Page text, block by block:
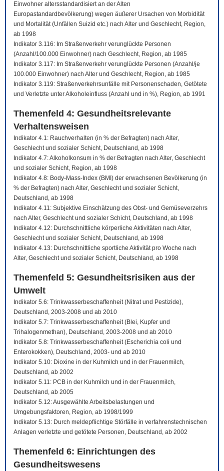
Einwohner altersstandardisiert an der Alten
Europastandardbevölkerung) wegen äußerer Ursachen von Morbidität
und Mortalität (Unfällen Suizid etc.) nach Alter und Geschlecht, Region,
ab 1998
Indikator 3.116: Im Straßenverkehr verunglückte Personen
(Anzahl/100.000 Einwohner) nach Geschlecht, Region, ab 1985
Indikator 3.117: Im Straßenverkehr verunglückte Personen (Anzahl/je
100.000 Einwohner) nach Alter und Geschlecht, Region, ab 1985
Indikator 3.119: Straßenverkehrsunfälle mit Personenschaden, Getötete
und Verletzte unter Alkoholeinfluss (Anzahl und in %), Region, ab 1991
Themenfeld 4: Gesundheitsrelevante
Verhaltensweisen
Indikator 4.1: Rauchverhalten (in % der Befragten) nach Alter,
Geschlecht und sozialer Schicht, Deutschland, ab 1998
Indikator 4.7: Alkoholkonsum in % der Befragten nach Alter, Geschlecht
und sozialer Schicht, Region, ab 1998
Indikator 4.8: Body-Mass-Index (BMI) der erwachsenen Bevölkerung (in
% der Befragten) nach Alter, Geschlecht und sozialer Schicht,
Deutschland, ab 1998
Indikator 4.11: Subjektive Einschätzung des Obst- und Gemüseverzehrs
nach Alter, Geschlecht und sozialer Schicht, Deutschland, ab 1998
Indikator 4.12: Durchschnittliche körperliche Aktivitäten nach Alter,
Geschlecht und sozialer Schicht, Deutschland, ab 1998
Indikator 4.13: Durchschnittliche sportliche Aktivität pro Woche nach
Alter, Geschlecht und sozialer Schicht, Deutschland, ab 1998
Themenfeld 5: Gesundheitsrisiken aus der
Umwelt
Indikator 5.6: Trinkwasserbeschaffenheit (Nitrat und Pestizide),
Deutschland, 2003-2008 und ab 2010
Indikator 5.7: Trinkwasserbeschaffenheit (Blei, Kupfer und
Trihalogenmethan), Deutschland, 2003-2008 und ab 2010
Indikator 5.8: Trinkwasserbeschaffenheit (Escherichia coli und
Enterokokken), Deutschland, 2003- und ab 2010
Indikator 5.10: Dioxine in der Kuhmilch und in der Frauenmilch,
Deutschland, ab 2002
Indikator 5.11: PCB in der Kuhmilch und in der Frauenmilch,
Deutschland, ab 2005
Indikator 5.12: Ausgewählte Arbeitsbelastungen und
Umgebungsfaktoren, Region, ab 1998/1999
Indikator 5.13: Durch meldepflichtige Störfälle in verfahrenstechnischen
Anlagen verletzte und getötete Personen, Deutschland, ab 2002
Themenfeld 6: Einrichtungen des
Gesundheitswesens